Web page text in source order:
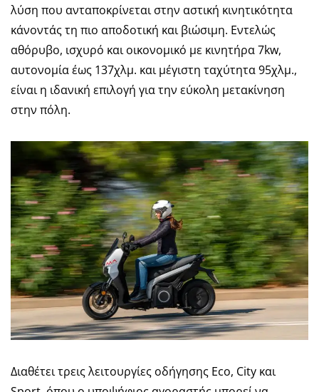
λύση που ανταποκρίνεται στην αστική κινητικότητα
κάνοντάς τη πιο αποδοτική και βιώσιμη. Εντελώς
αθόρυβο, ισχυρό και οικονομικό με κινητήρα 7kw,
αυτονομία έως 137χλμ. και μέγιστη ταχύτητα 95χλμ.,
είναι η ιδανική επιλογή για την εύκολη μετακίνηση
στην πόλη.
Διαθέτει τρεις λειτουργίες οδήγησης Eco, City και